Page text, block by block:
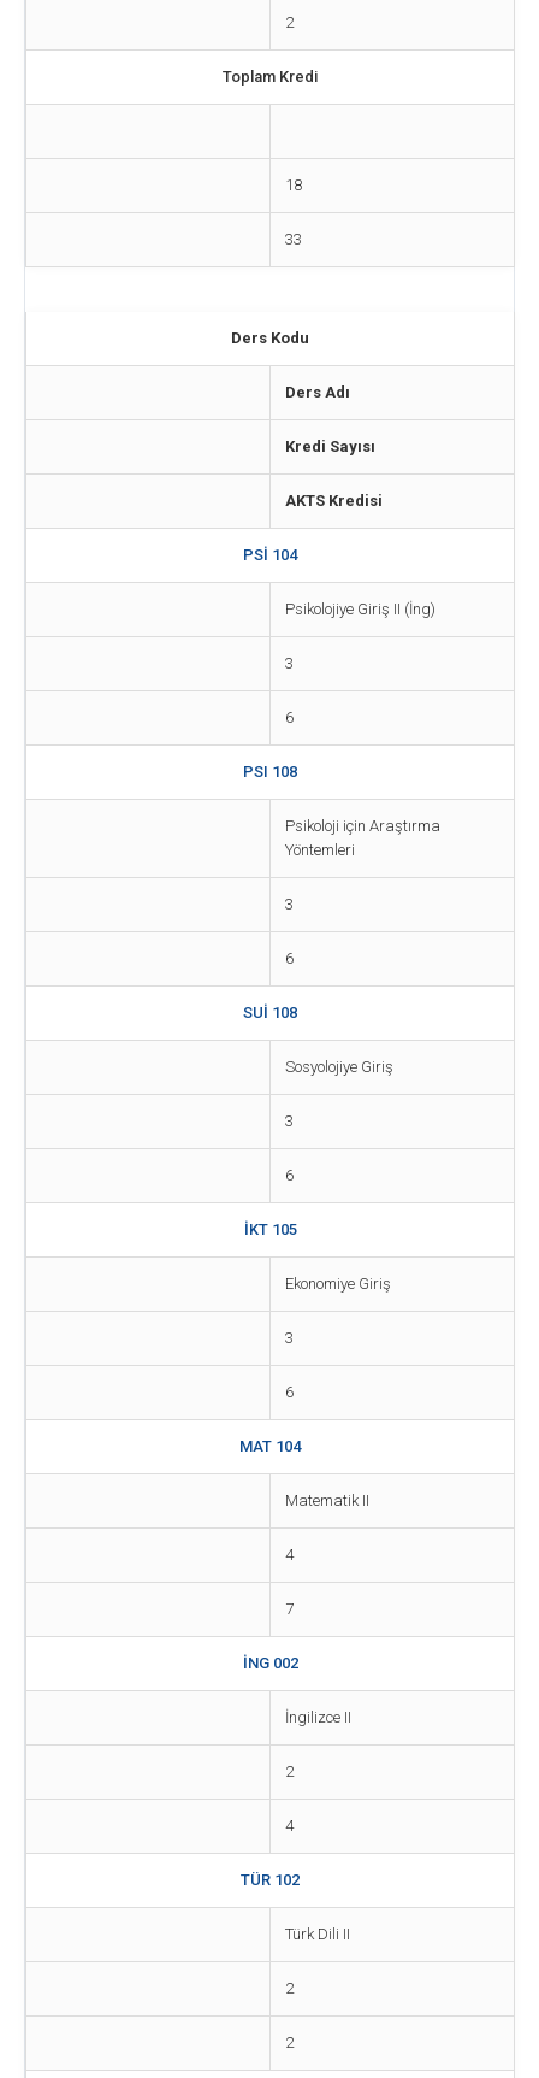
2
Toplam Kredi
18
33
Ders Kodu
Ders Adı
Kredi Sayısı
AKTS Kredisi
PSİ 104
Psikolojiye Giriş II (İng)
3
6
PSI 108
Psikoloji için Araştırma
Yöntemleri
3
6
SUİ 108
Sosyolojiye Giriş
3
6
İKT 105
Ekonomiye Giriş
3
6
MAT 104
Matematik II
4
7
İNG 002
İngilizce II
2
4
TÜR 102
Türk Dili II
2
2